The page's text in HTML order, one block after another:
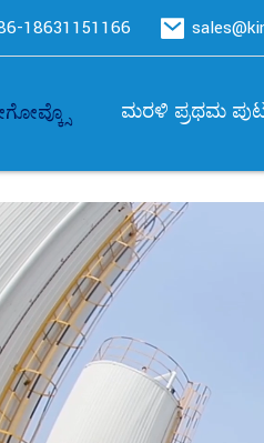
18631151166
ಮರಳಿ ಪ್ರಥಮ